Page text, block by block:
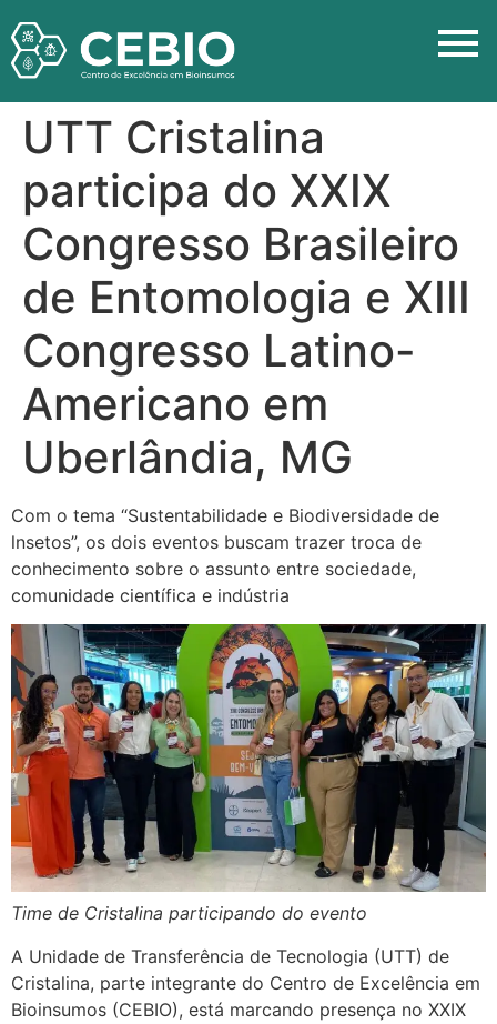
UTT Cristalina
participa do XXIX
Congresso Brasileiro
de Entomologia e XIII
Congresso Latino-
Americano em
Uberlândia, MG
Com o tema “Sustentabilidade e Biodiversidade de
lnsetos”, os dois eventos buscam trazer troca de
conhecimento sobre o assunto entre sociedade,
comunidade científica e indústria
Time de Cristalina participando do evento
A Unidade de Transferência de Tecnologia (UTT) de
Cristalina, parte integrante do Centro de Excelência em
Bioinsumos (CEBIO), está marcando presença no XXIX